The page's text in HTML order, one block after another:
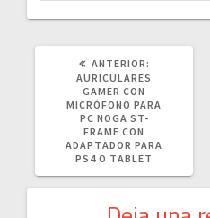
ANTERIOR:
ANTERIOR:
AURICULARES
GAMER CON
MICRÓFONO PARA
PC NOGA ST-
FRAME CON
ADAPTADOR PARA
PS4 O TABLET